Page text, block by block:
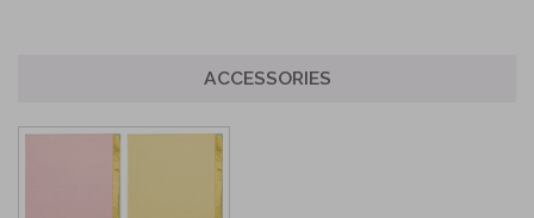
ACCESSORIES